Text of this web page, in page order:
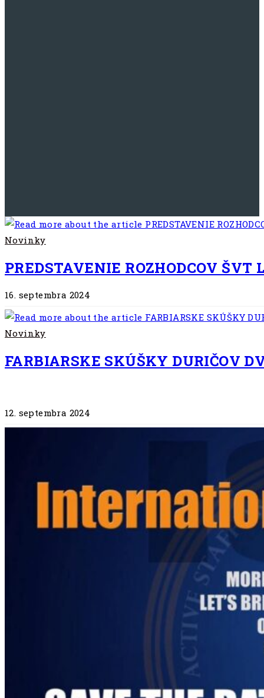
Novinky
PREDSTAVENIE ROZHODCOV
16. septembra 2024
Novinky
FARBIARSKE SKÚŠKY DURIČOV
12. septembra 2024